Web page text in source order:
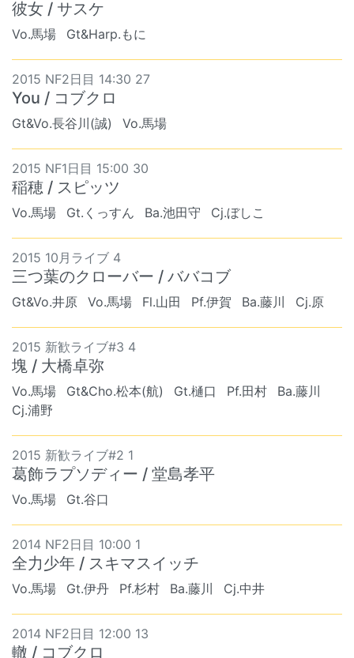
彼女 / サスケ
Vo.馬場 Gt&Harp.もに
2015 NF2日目 14:30 27
You / コブクロ
Gt&Vo.長谷川(誠) Vo.馬場
2015 NF1日目 15:00 30
稲穂 / スピッツ
Vo.馬場 Gt.くっすん Ba.池田守 Cj.ぼしこ
2015 10月ライブ 4
三つ葉のクローバー / ババコブ
Gt&Vo.井原 Vo.馬場 Fl.山田 Pf.伊賀 Ba.藤川 Cj.原
2015 新歓ライブ#3 4
塊 / 大橋卓弥
Vo.馬場 Gt&Cho.松本(航) Gt.樋口 Pf.田村
Ba.藤川
Cj.浦野
2015 新歓ライブ#2 1
葛飾ラプソディー / 堂島孝平
Vo.馬場 Gt.谷口
2014 NF2日目 10:00 1
全力少年 / スキマスイッチ
Vo.馬場 Gt.伊丹 Pf.杉村 Ba.藤川 Cj.中井
2014 NF2日目 12:00 13
轍 / コブクロ